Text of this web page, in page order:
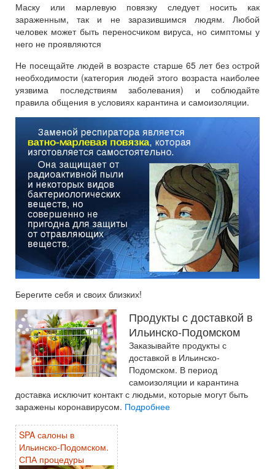
Маску или марлевую повязку следует носить как
зараженным, так и не заразившимся людям. Любой
человек может быть переносчиком вируса, но симптомы у
него не проявляются
Не посещайте людей в возрасте старше 65 лет без острой
необходимости (категория людей этого возраста наиболее
уязвима последствиям заболевания) и соблюдайте
правила общения в условиях карантина и самоизоляции.
Берегите себя и своих близких!
Продукты с доставкой в
Ильинско-Подомском
Заказывайте продукты с
доставкой в Ильинско-
Подомском. В период
самоизоляции и карантина
доставка исключит контакт с людьми, которые могут быть
заражены коронавирусом. Подробнее
SPA салоны в
Ильинско-Подомском.
СПА процедуры